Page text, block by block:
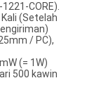
CORE).
(Setelah
/ PC),
(= 1W)
500 kawin